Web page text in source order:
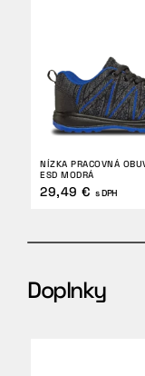
NÍZKA PRACOVNÁ
ESD MODRÁ
29,49 € s DPH
Doplnky